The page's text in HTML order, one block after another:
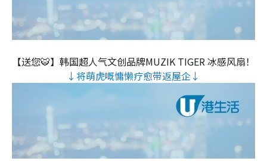
【送您🐯】韩国超人气文创品牌MUZIK TIGER 冰感风扇！
↓将萌虎嘅慵懒疗愈带返屋企↓